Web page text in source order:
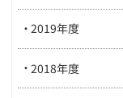
2019年度
2018年度